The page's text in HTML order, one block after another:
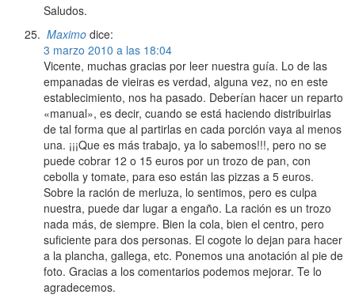
Saludos.
Maximo dice:
3 marzo 2010 a las 18:04
Vicente, muchas gracias por leer nuestra guía. Lo de las
empanadas de vieiras es verdad, alguna vez, no en este
establecimiento, nos ha pasado. Deberían hacer un reparto
«manual», es decir, cuando se está haciendo distribuirlas
de tal forma que al partirlas en cada porción vaya al menos
una. ¡¡¡Que es más trabajo, ya lo sabemos!!!, pero no se
puede cobrar 12 o 15 euros por un trozo de pan, con
cebolla y tomate, para eso están las pizzas a 5 euros.
Sobre la ración de merluza, lo sentimos, pero es culpa
nuestra, puede dar lugar a engaño. La ración es un trozo
nada más, de siempre. Bien la cola, bien el centro, pero
suficiente para dos personas. El cogote lo dejan para hacer
a la plancha, gallega, etc. Ponemos una anotación al pie de
foto. Gracias a los comentarios podemos mejorar. Te lo
agradecemos.